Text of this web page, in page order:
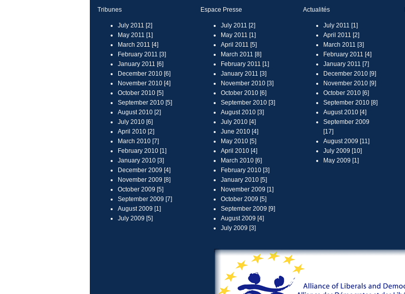
Tribunes
July 2011 [2]
May 2011 [1]
March 2011 [4]
February 2011 [3]
January 2011 [6]
December 2010 [6]
November 2010 [4]
October 2010 [5]
September 2010 [5]
August 2010 [2]
July 2010 [6]
April 2010 [2]
March 2010 [7]
February 2010 [1]
January 2010 [3]
December 2009 [4]
November 2009 [8]
October 2009 [5]
September 2009 [7]
August 2009 [1]
July 2009 [5]
Espace Presse
July 2011 [2]
May 2011 [1]
April 2011 [5]
March 2011 [8]
February 2011 [1]
January 2011 [3]
November 2010 [3]
October 2010 [6]
September 2010 [3]
August 2010 [3]
July 2010 [4]
June 2010 [4]
May 2010 [5]
April 2010 [4]
March 2010 [6]
February 2010 [3]
January 2010 [5]
November 2009 [1]
October 2009 [5]
September 2009 [9]
August 2009 [4]
July 2009 [3]
Actualités
July 2011 [1]
April 2011 [2]
March 2011 [3]
February 2011 [4]
January 2011 [7]
December 2010 [9]
November 2010 [9]
October 2010 [6]
September 2010 [8]
August 2010 [4]
September 2009
[17]
August 2009 [11]
July 2009 [10]
May 2009 [1]